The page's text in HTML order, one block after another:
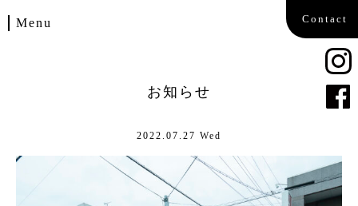
Menu Contact
お知らせ
2022.07.27 Wed